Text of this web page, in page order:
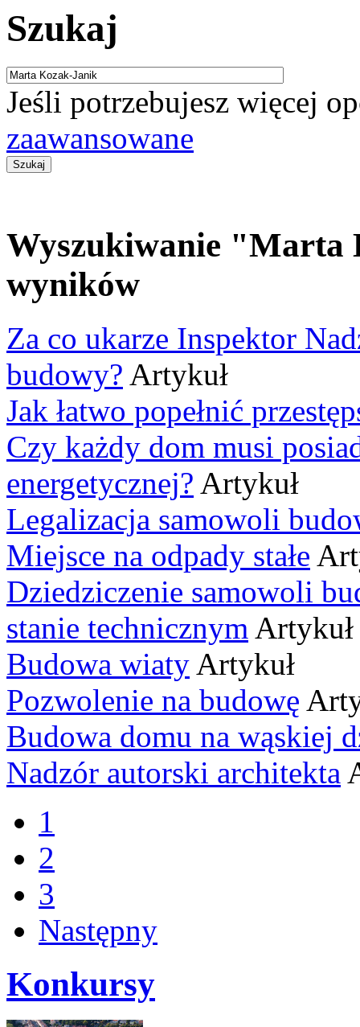
Szukaj
Jeśli potrzebujesz więcej
zaawansowane
Wyszukiwanie "Marta
wyników
Za co ukarze Inspektor
budowy? Artykuł
Jak łatwo popełnić
Czy każdy dom musi
energetycznej? Artykuł
Legalizacja samowoli
Miejsce na odpady stałe
Dziedziczenie samowoli
stanie technicznym Artykuł
Budowa wiaty Artykuł
Pozwolenie na budowę
Budowa domu na wąskiej
Nadzór autorski architekta
1
2
3
Następny
Konkursy